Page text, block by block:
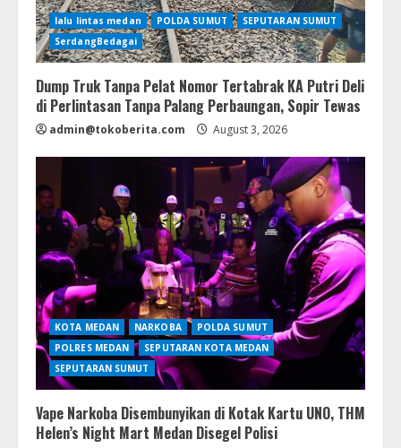
lalu lintas medan POLDA SUMUT
SEPUTARAN SUMUT
SerdangBedagai
Dump Truk Tanpa Pelat Nomor Tertabrak KA Putri Deli
di Perlintasan Tanpa Palang Perbaungan, Sopir Tewas
admin@tokoberita.com August 3, 2026
KOTA MEDAN NARKOBA
POLDA SUMUT
POLRES MEDAN
SEPUTARAN KOTA MEDAN
SEPUTARAN SUMUT
Vape Narkoba Disembunyikan di Kotak Kartu UNO, THM
Helen’s Night Mart Medan Disegel Polisi